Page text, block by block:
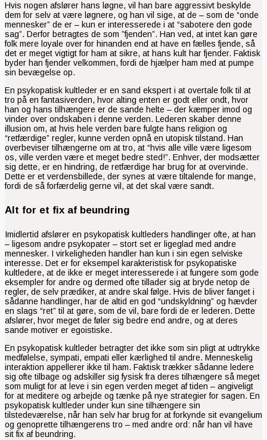
Hvis nogen afslører hans løgne, vil han bare aggressivt beskylde
dem for selv at være løgnere, og han vil sige, at de – som de “onde
mennesker” de er – kun er interesserede i at “sabotere den gode
sag”. Derfor betragtes de som ”fjenden”. Han ved, at intet kan gøre
folk mere loyale over for hinanden end at have en fælles fjende, så
det er meget vigtigt for ham at sikre, at hans kult har fjender. Faktisk
byder han fjender velkommen, fordi de hjælper ham med at pumpe
sin bevægelse op.
En psykopatisk kultleder er en sand ekspert i at overtale folk til at
tro på en fantasiverden, hvor alting enten er godt eller ondt, hvor
han og hans tilhængere er de sande helte – der kæmper imod og
vinder over ondskaben i denne verden. Lederen skaber denne
illusion om, at hvis hele verden bare fulgte hans religion og
“retfærdige” regler, kunne verden opnå en utopisk tilstand. Han
overbeviser tilhængerne om at tro, at “hvis alle ville være ligesom
os, ville verden være et meget bedre sted!”. Enhver, der modsætter
sig dette, er en hindring, de retfærdige har brug for at overvinde.
Dette er et verdensbillede, der synes at være tiltalende for mange,
fordi de så forfærdelig gerne vil, at det skal være sandt.
Alt for et fix af beundring
Imidlertid afslører en psykopatisk kultleders handlinger ofte, at han
– ligesom andre psykopater – stort set er ligeglad med andre
mennesker. I virkeligheden handler han kun i sin egen selviske
interesse. Det er for eksempel karakteristisk for psykopatiske
kultledere, at de ikke er meget interesserede i at fungere som gode
eksempler for andre og dermed ofte tillader sig at bryde netop de
regler, de selv prædiker, at andre skal følge. Hvis de bliver fanget i
sådanne handlinger, har de altid en god “undskyldning” og hævder
en slags “ret” til at gøre, som de vil, bare fordi de er lederen. Dette
afslører, hvor meget de føler sig bedre end andre, og at deres
sande motiver er egoistiske.
En psykopatisk kultleder betragter det ikke som sin pligt at udtrykke
medfølelse, sympati, empati eller kærlighed til andre. Menneskelig
interaktion appellerer ikke til ham. Faktisk trækker sådanne ledere
sig ofte tilbage og adskiller sig fysisk fra deres tilhængere så meget
som muligt for at leve i sin egen verden meget af tiden – angiveligt
for at meditere og arbejde og tænke på nye strategier for sagen. En
psykopatisk kultleder under kun sine tilhængere sin
tilstedeværelse, når han selv har brug for at forkynde sit evangelium
og genoprette tilhængerens tro – med andre ord: når han vil have
sit fix af beundring.